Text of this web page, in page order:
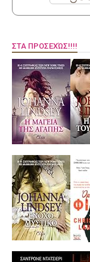
ΣΤΑ ΠΡΟΣΕΧΏΣ!!!!